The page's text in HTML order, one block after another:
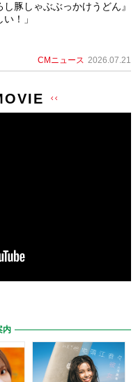
し豚しゃぶぶっかけうどん』
！」
CMニュース 2026.07.21
内